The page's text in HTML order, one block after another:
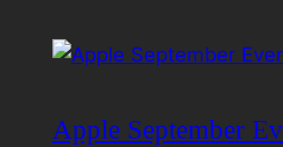
Apple September